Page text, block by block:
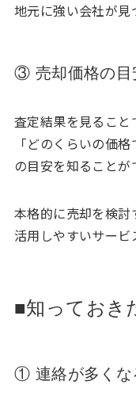
地元に強い会社が見
③ 売却価格の目
査定結果を見ること
「どのくらいの価格
の目安を知ることが
本格的に売却を検討
活用しやすいサービ
■知っておき
① 連絡が多くな